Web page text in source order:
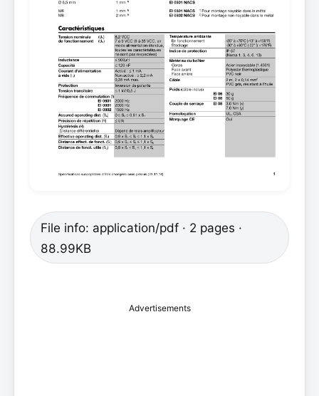
File info: application/pdf · 2 pages ·
88.99KB
Advertisements